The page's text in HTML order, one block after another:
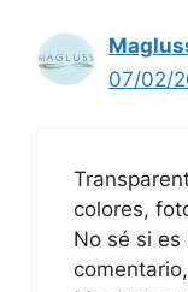
07/02/
colores,
No sé si